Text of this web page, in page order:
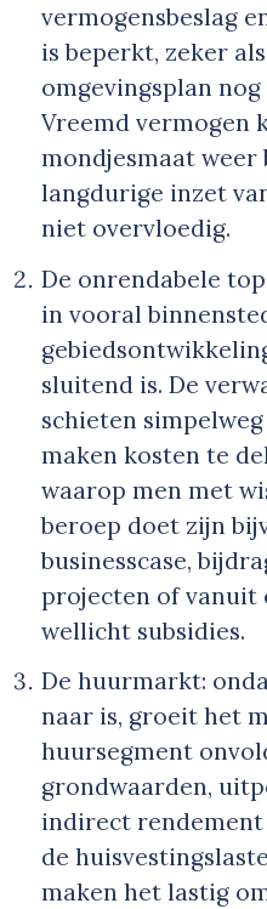
vermogensbeslag
is beperkt, zeker
omgevingsplan
Vreemd vermogen
mondjesmaat weer
langdurige inzet
niet overvloedig.
De onrendabele
in vooral
sluitend is. De
schieten
maken kosten te
waarop men met
beroep doet zijn
businesscase,
projecten of vanuit
wellicht subsidies.
De huurmarkt:
naar is, groeit het
huursegment
grondwaarden,
indirect rendement
de
maken het lastig